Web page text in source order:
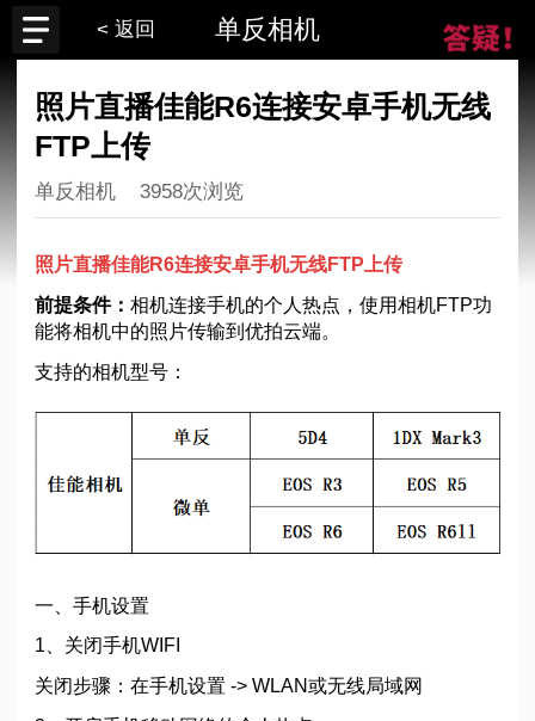
< 返回 单反相机
照片直播佳能R6连接安卓手机无线
FTP上传
单反相机 3958次浏览
照片直播佳能R6连接安卓手机无线FTP上传
前提条件： 相机连接手机的个人热点，使用相机FTP功
能将相机中的照片传输到优拍云端。
支持的相机型号：
一、手机设置
1、关闭手机WIFI
关闭步骤：在手机设置 -> WLAN或无线局域网